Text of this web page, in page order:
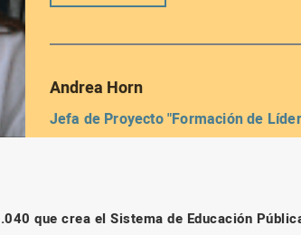
Andrea Horn
Jefa de Proyecto "Formación de
que crea el Sistema de Educación